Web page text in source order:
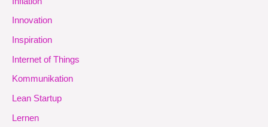
Innovation
Inspiration
Internet of Things
Kommunikation
Lean Startup
Lernen